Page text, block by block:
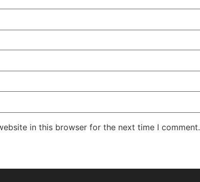
in this browser for the next time I comment.